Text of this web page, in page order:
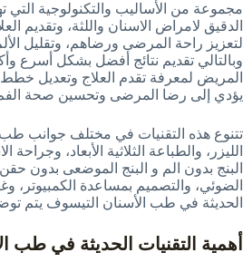
مجموعة من الأساليب والتكنولوجية
الدقيق لامراض الاسنان واللثة، وتقديم
لتعزيز راحة المرضى ورضاهم، وتقليل
وبالتالي تقديم نتائج أفضل بشكل أسرع
المريض لمعرفة تقدم العلاج وتعديل
يؤدي إلى رضا المرضى وتحسين صحة
تتنوع هذه التقنيات في مختلف جوانب طب
الليزر، والطباعة الثلاثية الأبعاد،
البنج بدون الم و البنج الموضعى بدون
الضوئي، والتصميم بمساعدة الكمبيوتر،
الحديثة في طب الأسنان التيسوف يتم
أهمية التقنيات الحديثة في طب